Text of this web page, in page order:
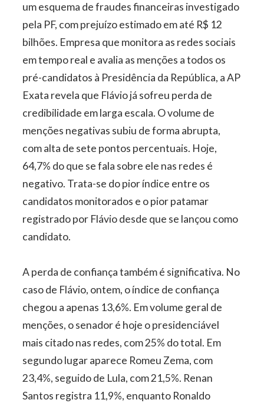
um esquema de fraudes financeiras investigado
pela PF, com prejuízo estimado em até R$ 12
bilhões. Empresa que monitora as redes sociais
em tempo real e avalia as menções a todos os
pré-candidatos à Presidência da República, a AP
Exata revela que Flávio já sofreu perda de
credibilidade em larga escala. O volume de
menções negativas subiu de forma abrupta,
com alta de sete pontos percentuais. Hoje,
64,7% do que se fala sobre ele nas redes é
negativo. Trata-se do pior índice entre os
candidatos monitorados e o pior patamar
registrado por Flávio desde que se lançou como
candidato.
A perda de confiança também é significativa. No
caso de Flávio, ontem, o índice de confiança
chegou a apenas 13,6%. Em volume geral de
menções, o senador é hoje o presidenciável
mais citado nas redes, com 25% do total. Em
segundo lugar aparece Romeu Zema, com
23,4%, seguido de Lula, com 21,5%. Renan
Santos registra 11,9%, enquanto Ronaldo